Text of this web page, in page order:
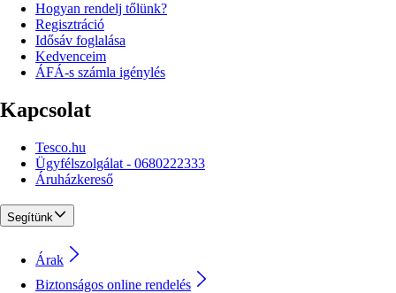
Hogyan rendelj tőlünk?
Regisztráció
Idősáv foglalása
Kedvenceim
ÁFÁ-s számla igénylés
Kapcsolat
Tesco.hu
Ügyfélszolgálat - 0680222333
Áruházkereső
Segítünk
Árak
Biztonságos online rendelés